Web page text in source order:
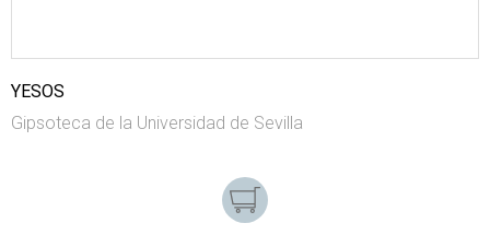
YESOS
Gipsoteca de la Universidad de Sevilla